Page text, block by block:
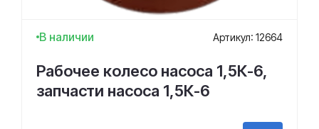
В наличии Артикул: 12664
Рабочее колесо насоса 1,5К-6,
запчасти насоса 1,5К-6